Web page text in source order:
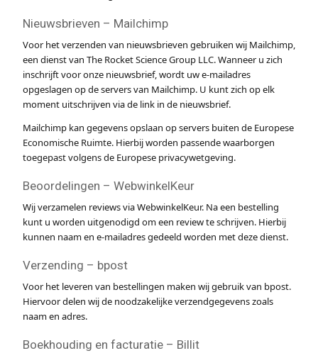
Nieuwsbrieven – Mailchimp
Voor het verzenden van nieuwsbrieven gebruiken wij Mailchimp,
een dienst van The Rocket Science Group LLC. Wanneer u zich
inschrijft voor onze nieuwsbrief, wordt uw e-mailadres
opgeslagen op de servers van Mailchimp. U kunt zich op elk
moment uitschrijven via de link in de nieuwsbrief.
Mailchimp kan gegevens opslaan op servers buiten de Europese
Economische Ruimte. Hierbij worden passende waarborgen
toegepast volgens de Europese privacywetgeving.
Beoordelingen – WebwinkelKeur
Wij verzamelen reviews via WebwinkelKeur. Na een bestelling
kunt u worden uitgenodigd om een review te schrijven. Hierbij
kunnen naam en e-mailadres gedeeld worden met deze dienst.
Verzending – bpost
Voor het leveren van bestellingen maken wij gebruik van bpost.
Hiervoor delen wij de noodzakelijke verzendgegevens zoals
naam en adres.
Boekhouding en facturatie – Billit